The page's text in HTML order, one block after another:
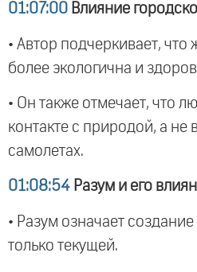
01:07:00 Влияние
• Автор подчеркивает,
более экологична и
• Он также отмечает, что
контакте с природой, а не
самолетах.
01:08:54 Разум и его
• Разум означает
только текущей.